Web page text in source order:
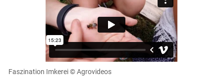
Faszination Imkerei © Agrovideos